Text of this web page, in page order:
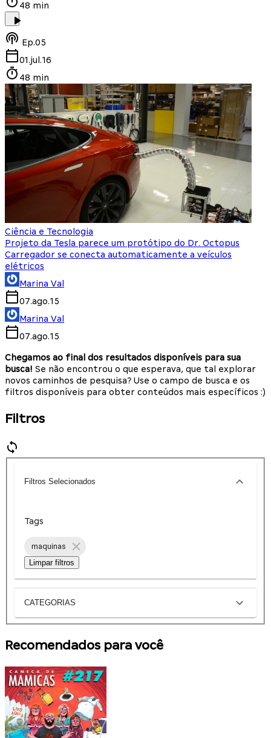
48 min
Ep.05
01.jul.16
48 min
Ciência e Tecnologia
Projeto da Tesla parece um protótipo do Dr. Octopus
Carregador se conecta automaticamente a veículos
elétricos
Marina Val
07.ago.15
Marina Val
07.ago.15
Chegamos ao final dos resultados disponíveis para sua
busca! Se não encontrou o que esperava, que tal explorar
novos caminhos de pesquisa? Use o campo de busca e os
filtros disponíveis para obter conteúdos mais específicos :)
Filtros
Filtros Selecionados
Tags
maquinas
Limpar filtros
CATEGORIAS
Recomendados para você